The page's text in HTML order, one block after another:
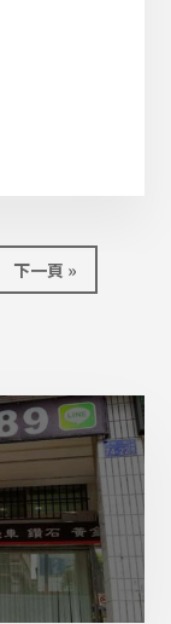
前
往
下一頁 »